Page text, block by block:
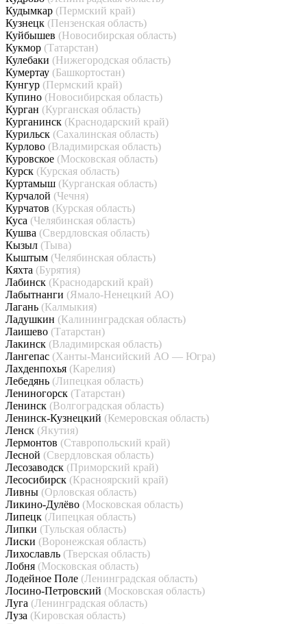
Кудымкар (Пермский край)
Кузнецк (Пензенская область)
Куйбышев (Новосибирская область)
Кукмор (Татарстан)
Кулебаки (Нижегородская область)
Кумертау (Башкортостан)
Кунгур (Пермский край)
Купино (Новосибирская область)
Курган (Курганская область)
Курганинск (Краснодарский край)
Курильск (Сахалинская область)
Курлово (Владимирская область)
Куровское (Московская область)
Курск (Курская область)
Куртамыш (Курганская область)
Курчалой (Чечня)
Курчатов (Курская область)
Куса (Челябинская область)
Кушва (Свердловская область)
Кызыл (Тыва)
Кыштым (Челябинская область)
Кяхта (Бурятия)
Лабинск (Краснодарский край)
Лабытнанги (Ямало-Ненецкий АО)
Лагань (Калмыкия)
Ладушкин (Калининградская область)
Лаишево (Татарстан)
Лакинск (Владимирская область)
Лангепас (Ханты-Мансийский АО — Югра)
Лахденпохья (Карелия)
Лебедянь (Липецкая область)
Лениногорск (Татарстан)
Ленинск (Волгоградская область)
Ленинск-Кузнецкий (Кемеровская область)
Ленск (Якутия)
Лермонтов (Ставропольский край)
Лесной (Свердловская область)
Лесозаводск (Приморский край)
Лесосибирск (Красноярский край)
Ливны (Орловская область)
Ликино-Дулёво (Московская область)
Липецк (Липецкая область)
Липки (Тульская область)
Лиски (Воронежская область)
Лихославль (Тверская область)
Лобня (Московская область)
Лодейное Поле (Ленинградская область)
Лосино-Петровский (Московская область)
Луга (Ленинградская область)
Луза (Кировская область)